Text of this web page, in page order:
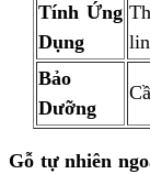
Tính Ứng
Dụng
Bảo
Dưỡng
Gỗ tự nhiên